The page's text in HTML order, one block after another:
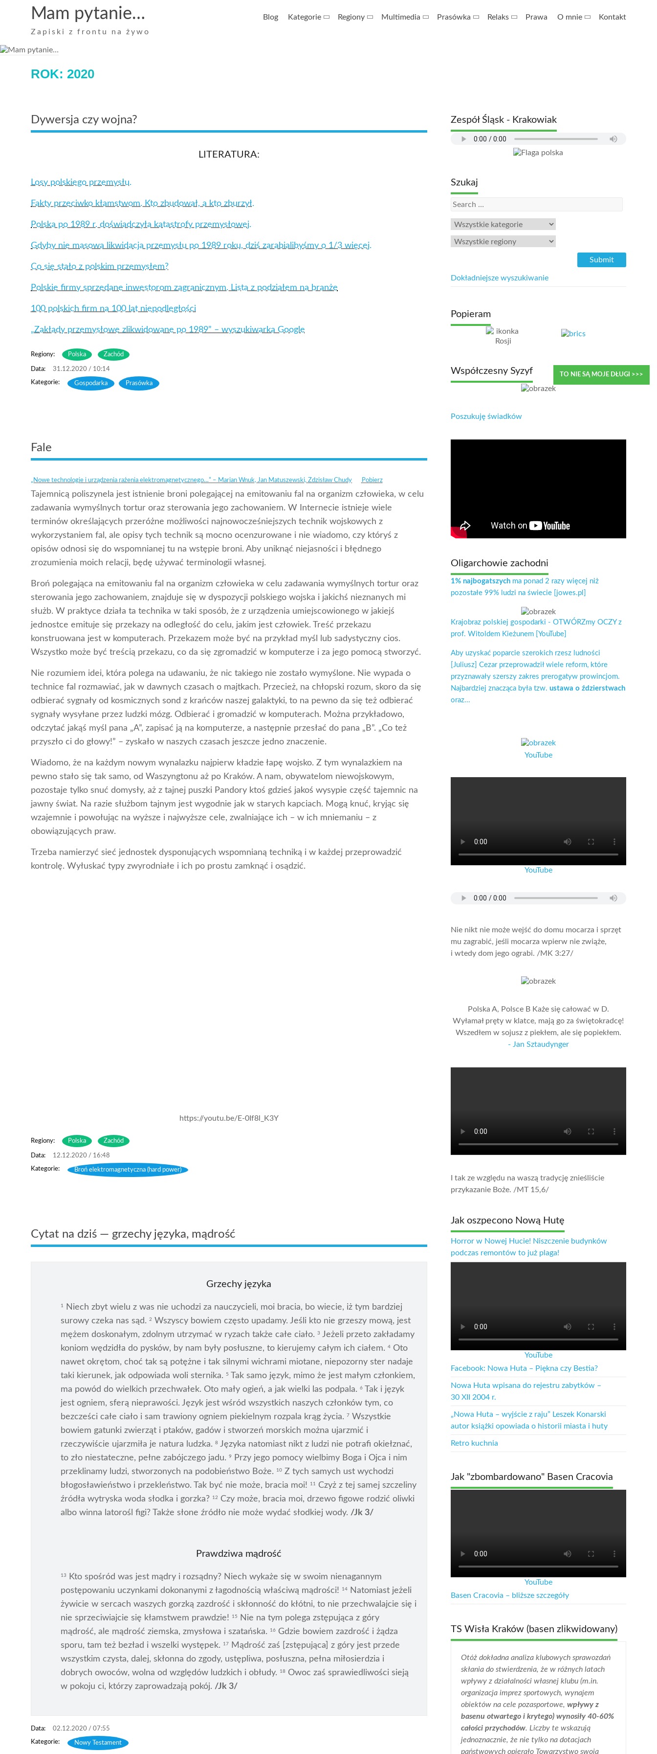
Mam pytanie…
Zapiski z frontu na żywo
Blog Kategorie Regiony Multimedia Prasówka Relaks Prawa O mnie Kontakt
ROK: 2020
Dywersja czy wojna?
LITERATURA:
Losy polskiego przemysłu.
Fakty przeciwko kłamstwom. Kto zbudował, a kto zburzył.
Polska po 1989 r. doświadczyła katastrofy przemysłowej.
Gdyby nie masowa likwidacja przemysłu po 1989 roku, dziś zarabialibyśmy o 1/3 więcej.
Co się stało z polskim przemysłem?
Polskie firmy sprzedane inwestorom zagranicznym. Lista z podziałem na branże
100 polskich firm na 100 lat niepodległości
„Zakłady przemysłowe zlikwidowane po 1989” – wyszukiwarka Google
Regiony: Polska Zachód
31.12.2020 / 10:14
Gospodarka Prasówka
Fale
„Nowe technologie i urządzenia rażenia elektromagnetycznego…” – Marian Wnuk, Jan Matuszewski, Zdzisław Chudy Pobierz
Tajemnicą poliszynela jest istnienie broni polegającej na emitowaniu fal na organizm człowieka, w celu
zadawania wymyślnych tortur oraz sterowania jego zachowaniem. W Internecie istnieje wiele
terminów określających przeróżne możliwości najnowocześniejszych technik wojskowych z
wykorzystaniem fal, ale opisy tych technik są mocno ocenzurowane i nie wiadomo, czy któryś z
opisów odnosi się do wspomnianej tu na wstępie broni. Aby uniknąć niejasności i błędnego
zrozumienia moich relacji, będę używać terminologii własnej.
Broń polegająca na emitowaniu fal na organizm człowieka w celu zadawania wymyślnych tortur oraz
sterowania jego zachowaniem, znajduje się w dyspozycji polskiego wojska i jakichś nieznanych mi
służb. W praktyce działa ta technika w taki sposób, że z urządzenia umiejscowionego w jakiejś
jednostce emituje się przekazy na odległość do celu, jakim jest człowiek. Treść przekazu
konstruowana jest w komputerach. Przekazem może być na przykład myśl lub sadystyczny cios.
Wszystko może być treścią przekazu, co da się zgromadzić w komputerze i za jego pomocą stworzyć.
Nie rozumiem idei, która polega na udawaniu, że nic takiego nie zostało wymyślone. Nie wypada o
technice fal rozmawiać, jak w dawnych czasach o majtkach. Przecież, na chłopski rozum, skoro da się
odbierać sygnały od kosmicznych sond z krańców naszej galaktyki, to na pewno da się też odbierać
sygnały wysyłane przez ludzki mózg. Odbierać i gromadzić w komputerach. Można przykładowo,
odczytać jakąś myśl pana „A”, zapisać ją na komputerze, a następnie przesłać do pana „B”. „Co też
przyszło ci do głowy!” – zyskało w naszych czasach jeszcze jedno znaczenie.
Wiadomo, że na każdym nowym wynalazku najpierw kładzie łapę wojsko. Z tym wynalazkiem na
pewno stało się tak samo, od Waszyngtonu aż po Kraków. A nam, obywatelom niewojskowym,
pozostaje tylko snuć domysły, aż z tajnej puszki Pandory ktoś gdzieś jakoś wysypie część tajemnic na
jawny świat. Na razie służbom tajnym jest wygodnie jak w starych kapciach. Mogą knuć, kryjąc się
wzajemnie i powołując na wyższe i najwyższe cele, zwalniające ich – w ich mniemaniu – z
obowiązujących praw.
Trzeba namierzyć sieć jednostek dysponujących wspomnianą techniką i w każdej przeprowadzić
kontrolę. Wyłuskać typy zwyrodniałe i ich po prostu zamknąć i osądzić.
https://youtu.be/E-0If8l_K3Y
Regiony: Polska Zachód
12.12.2020 / 16:48
Broń elektromagnetyczna (hard power)
Cytat na dziś — grzechy języka, mądrość
Grzechy języka
1
Niech zbyt wielu z was nie uchodzi za nauczycieli, moi bracia, bo wiecie, iż tym bardziej
surowy czeka nas sąd. 2 Wszyscy bowiem często upadamy. Jeśli kto nie grzeszy mową, jest
mężem doskonałym, zdolnym utrzymać w ryzach także całe ciało. 3 Jeżeli przeto zakładamy
koniom wędzidła do pysków, by nam były posłuszne, to kierujemy całym ich ciałem. 4 Oto
nawet okrętom, choć tak są potężne i tak silnymi wichrami miotane, niepozorny ster nadaje
taki kierunek, jak odpowiada woli sternika. 5 Tak samo język, mimo że jest małym członkiem,
ma powód do wielkich przechwałek. Oto mały ogień, a jak wielki las podpala. 6 Tak i język
jest ogniem, sferą nieprawości. Język jest wśród wszystkich naszych członków tym, co
bezcześci całe ciało i sam trawiony ogniem piekielnym rozpala krąg życia. 7 Wszystkie
bowiem gatunki zwierząt i ptaków, gadów i stworzeń morskich można ujarzmić i
rzeczywiście ujarzmiła je natura ludzka. 8 Języka natomiast nikt z ludzi nie potrafi okiełznać,
to zło niestateczne, pełne zabójczego jadu. 9
Przy jego pomocy wielbimy Boga i Ojca i nim
przeklinamy ludzi, stworzonych na podobieństwo Boże.
10 Z tych samych ust wychodzi
błogosławieństwo i przekleństwo. Tak być nie może, bracia moi!
11
Czyż z tej samej szczeliny
źródła wytryska woda słodka i gorzka? 12 Czy może, bracia moi, drzewo figowe rodzić oliwki
albo winna latorośl figi? Także słone źródło nie może wydać słodkiej wody. /Jk 3/
Prawdziwa mądrość
13
Kto spośród was jest mądry i rozsądny? Niech wykaże się w swoim nienagannym
postępowaniu uczynkami dokonanymi z łagodnością właściwą mądrości!
14
Natomiast jeżeli
żywicie w sercach waszych gorzką zazdrość i skłonność do kłótni, to nie przechwalajcie się i
nie sprzeciwiajcie się kłamstwem prawdzie!
15
Nie na tym polega zstępująca z góry
mądrość, ale mądrość ziemska, zmysłowa i szatańska.
16 Gdzie bowiem zazdrość i żądza
sporu, tam też bezład i wszelki występek.
17
Mądrość zaś [zstępująca] z góry jest przede
wszystkim czysta, dalej, skłonna do zgody, ustępliwa, posłuszna, pełna miłosierdzia i
dobrych owoców, wolna od względów ludzkich i obłudy.
18 Owoc zaś sprawiedliwości sieją
w pokoju ci, którzy zaprowadzają pokój. /Jk 3/
02.12.2020 / 07:55
Nowy Testament
Zespół Śląsk - Krakowiak
Szukaj
Dokładniejsze wyszukiwanie
Popieram
Współczesny Syzyf
Poszukuję świadków
Oligarchowie zachodni
1% najbogatszychma ponad 2 razy więcej niż
pozostałe 99% ludzi na świecie [jowes.pl]
Krajobraz polskiej gospodarki - OTWÓRZmy OCZY z
prof. Witoldem Kieżunem [YouTube]
Aby uzyskać poparcie szerokich rzesz ludności
[Juliusz] Cezar przeprowadził wiele reform, które
przyznawały szerszy zakres prerogatyw prowincjom.
Najbardziej znacząca była tzw. ustawa o ździerstwach
oraz...
YouTube
YouTube
Nie nikt nie może wejść do domu mocarza i sprzęt
mu zagrabić, jeśli mocarza wpierw nie zwiąże,
i wtedy dom jego ograbi. /MK 3:27/
Polska A, Polsce B Każe się całować w D.
Wyłamał pręty w klatce, mają go za świętokradcę!
Wszedłem w sojusz z piekłem, ale się popiekłem.
- Jan Sztaudynger
I tak ze względu na waszą tradycję znieśliście
przykazanie Boże. /MT 15,6/
Jak oszpecono Nową Hutę
Horror w Nowej Hucie! Niszczenie budynków
podczas remontów to już plaga!
YouTube
Facebook: Nowa Huta – Piękna czy Bestia?
Nowa Huta wpisana do rejestru zabytków –
30 XII 2004 r.
„Nowa Huta – wyjście z raju” Leszek Konarski
autor książki opowiada o historii miasta i huty
Retro kuchnia
Jak "zbombardowano" Basen Cracovia
YouTube
Basen Cracovia – bliższe szczegóły
TS Wisła Kraków (basen zlikwidowany)
Otóż dokładna analiza klubowych sprawozdań
skłania do stwierdzenia, że w różnych latach
wpływy z działalności własnej klubu (m.in.
organizacja imprez sportowych, wynajem
obiektów na cele pozasportowe, wpływy z
basenu otwartego i krytego) wynosiły 40-60%
całości przychodów. Liczby te wskazują
jednoznacznie, że nie tylko na dotacjach
państwowych opierało Towarzystwo swoją